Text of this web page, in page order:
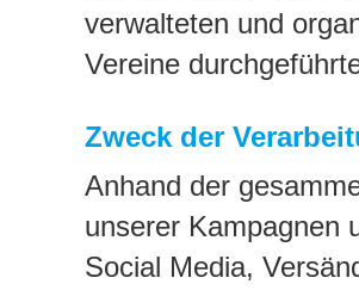
verwalteten und
Vereine
Zweck der
Anhand der
unserer Kampagnen
Social Media,